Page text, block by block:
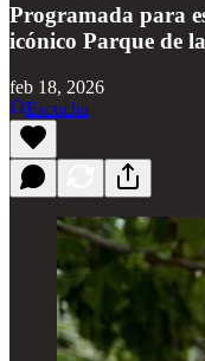
Programada para
icónico Parque de
feb 18, 2026
Escucha